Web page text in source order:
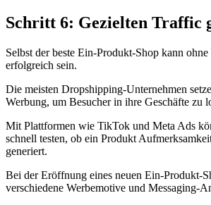
Schritt 6: Gezielten Traffic
Selbst der beste Ein-Produkt-Shop kann
erfolgreich sein.
Die meisten Dropshipping-Unternehmen
Werbung, um Besucher in ihre Geschäfte zu
Mit Plattformen wie TikTok und Meta Ads
schnell testen, ob ein Produkt
generiert.
Bei der Eröffnung eines neuen Ein-Produkt-
verschiedene Werbemotive und Messaging-